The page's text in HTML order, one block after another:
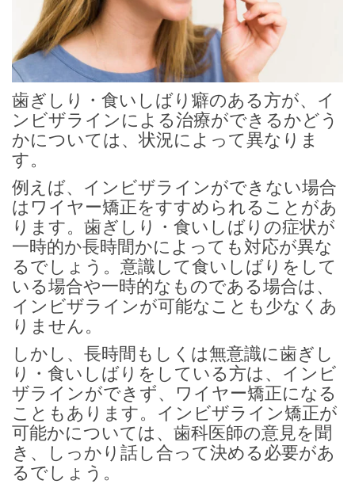
歯ぎしり・食いしばり癖のある方が、イ
ンビザラインによる治療ができるかどう
かについては、状況によって異なりま
す。
例えば、インビザラインができない場合
はワイヤー矯正をすすめられることがあ
ります。歯ぎしり・食いしばりの症状が
一時的か長時間かによっても対応が異な
るでしょう。意識して食いしばりをして
いる場合や一時的なものである場合は、
インビザラインが可能なことも少なくあ
りません。
しかし、長時間もしくは無意識に歯ぎし
り・食いしばりをしている方は、インビ
ザラインができず、ワイヤー矯正になる
こともあります。インビザライン矯正が
可能かについては、歯科医師の意見を聞
き、しっかり話し合って決める必要があ
るでしょう。